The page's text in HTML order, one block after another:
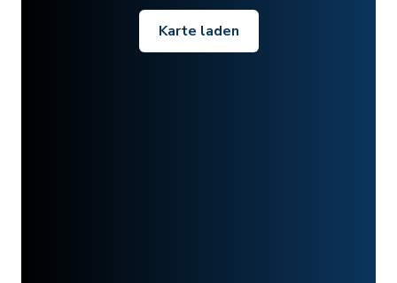
Karte laden